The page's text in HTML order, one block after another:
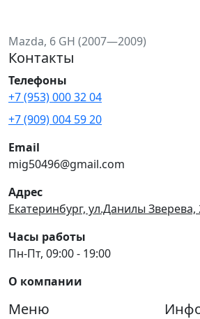
Mazda, 6 GH (2007—2009)
Контакты
Телефоны
+7 (953) 000 32 04
+7 (909) 004 59 20
Email
mig50496@gmail.com
Адрес
Екатеринбург, ул.Данилы Зверева,
Часы работы
Пн-Пт, 09:00 - 19:00
О компании
Меню